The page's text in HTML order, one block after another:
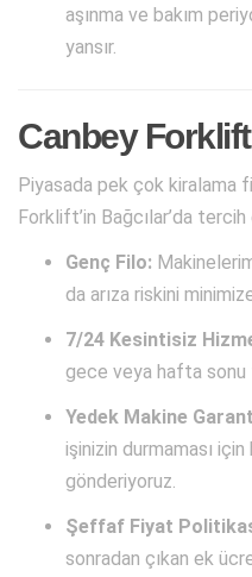
aşınma ve bakım
yansır.
Canbey
Piyasada pek çok kiralama
Forklift’in Bağcılar’da
Genç Filo:
da arıza riskini
7/24 Kesintisiz
gece veya hafta sonu
Yedek Makine
işinizin durmaması
gönderiyoruz.
Şeffaf Fiyat
sonradan çıkan ek